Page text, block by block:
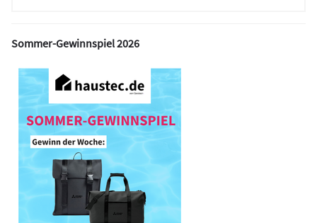
Sommer-Gewinnspiel 2026